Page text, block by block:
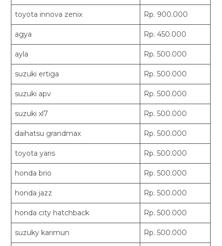
toyota innova zenix Rp. 900.000
agya Rp. 450.000
ayla Rp. 500.000
suzuki ertiga Rp. 500.000
suzuki apv Rp. 500.000
suzuki xl7 Rp. 500.000
daihatsu grandmax Rp. 500.000
toyota yaris Rp. 500.000
honda brio Rp. 500.000
honda jazz Rp. 500.000
honda city hatchback Rp. 500.000
suzuky karimun Rp. 500.000